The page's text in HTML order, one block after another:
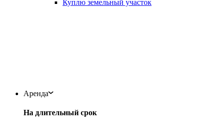
Куплю земельный участок
Аренда
На длительный срок